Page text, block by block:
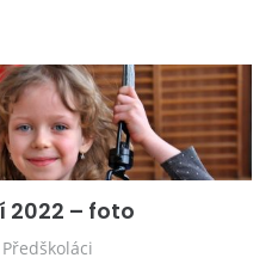
2022 – foto
Předškoláci